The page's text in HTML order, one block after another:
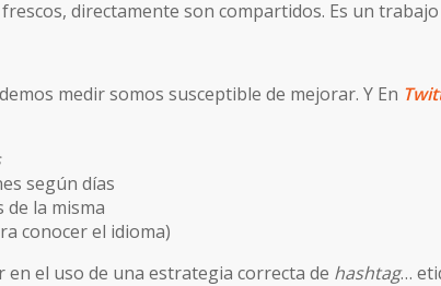
directamente son compartidos. Es un
medir somos susceptible de mejorar. Y En
según días
la misma
conocer el idioma)
el uso de una estrategia correcta de hashtag…